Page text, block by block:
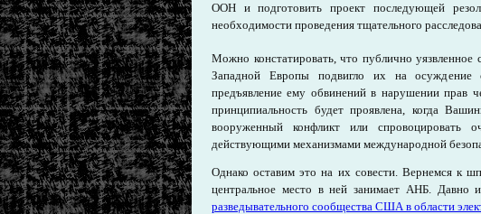
ООН и подготовить проект последующей
необходимости проведения тщательного
Можно констатировать, что публично уязвленное
Западной Европы подвигло их на осуждение
предъявление ему обвинений в нарушении прав
принципиальность будет проявлена, когда
вооруженный конфликт или спровоцировать
действующими механизмами международной
Однако оставим это на их совести. Вернемся к
центральное место в ней занимает АНБ. Давно
разведывательного сообщества США в области